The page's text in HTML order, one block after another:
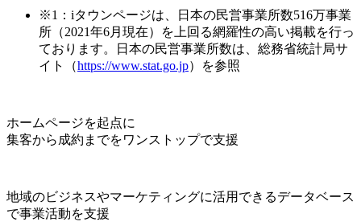
※1：iタウンページは、日本の民営事業所数516万事業
所（2021年6月現在）を上回る網羅性の高い掲載を行っ
ております。日本の民営事業所数は、総務省統計局サ
イト（https://www.stat.go.jp）を参照
ホームページを起点に
集客から成約までをワンストップで支援
地域のビジネスやマーケティングに活用できるデータベース
で事業活動を支援